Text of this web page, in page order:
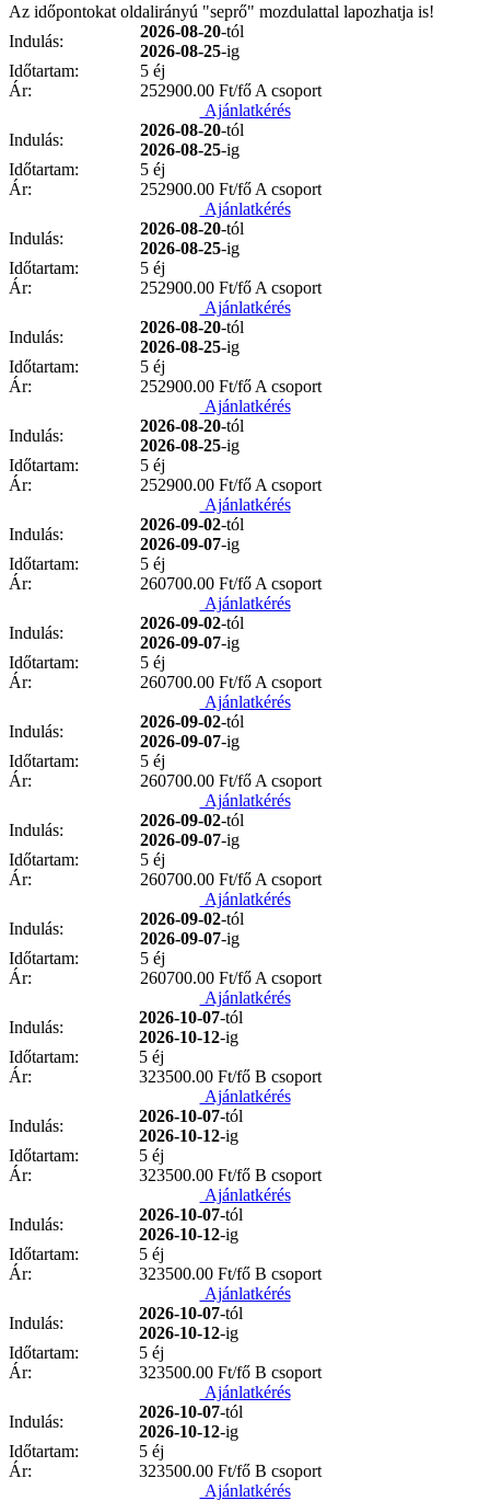
Az időpontokat oldalirányú "seprő" mozdulattal lapozhatja is!
Indulás:
2026-08-20-tól
2026-08-25-ig
Időtartam:
5 éj
Ár:
252900.00 Ft/fő A csoport
Ajánlatkérés
Indulás:
2026-08-20-tól
2026-08-25-ig
Időtartam:
5 éj
Ár:
252900.00 Ft/fő A csoport
Ajánlatkérés
Indulás:
2026-08-20-tól
2026-08-25-ig
Időtartam:
5 éj
Ár:
252900.00 Ft/fő A csoport
Ajánlatkérés
Indulás:
2026-08-20-tól
2026-08-25-ig
Időtartam:
5 éj
Ár:
252900.00 Ft/fő A csoport
Ajánlatkérés
Indulás:
2026-08-20-tól
2026-08-25-ig
Időtartam:
5 éj
Ár:
252900.00 Ft/fő A csoport
Ajánlatkérés
Indulás:
2026-09-02-tól
2026-09-07-ig
Időtartam:
5 éj
Ár:
260700.00 Ft/fő A csoport
Ajánlatkérés
Indulás:
2026-09-02-tól
2026-09-07-ig
Időtartam:
5 éj
Ár:
260700.00 Ft/fő A csoport
Ajánlatkérés
Indulás:
2026-09-02-tól
2026-09-07-ig
Időtartam:
5 éj
Ár:
260700.00 Ft/fő A csoport
Ajánlatkérés
Indulás:
2026-09-02-tól
2026-09-07-ig
Időtartam:
5 éj
Ár:
260700.00 Ft/fő A csoport
Ajánlatkérés
Indulás:
2026-09-02-tól
2026-09-07-ig
Időtartam:
5 éj
Ár:
260700.00 Ft/fő A csoport
Ajánlatkérés
Indulás:
2026-10-07-tól
2026-10-12-ig
Időtartam:
5 éj
Ár:
323500.00 Ft/fő B csoport
Ajánlatkérés
Indulás:
2026-10-07-tól
2026-10-12-ig
Időtartam:
5 éj
Ár:
323500.00 Ft/fő B csoport
Ajánlatkérés
Indulás:
2026-10-07-tól
2026-10-12-ig
Időtartam:
5 éj
Ár:
323500.00 Ft/fő B csoport
Ajánlatkérés
Indulás:
2026-10-07-tól
2026-10-12-ig
Időtartam:
5 éj
Ár:
323500.00 Ft/fő B csoport
Ajánlatkérés
Indulás:
2026-10-07-tól
2026-10-12-ig
Időtartam:
5 éj
Ár:
323500.00 Ft/fő B csoport
Ajánlatkérés